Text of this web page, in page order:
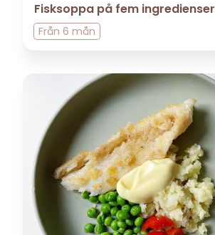
Fisksoppa på fem ingredienser
Från 6 mån